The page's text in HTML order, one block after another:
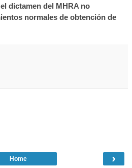
dictamen del MHRA no
normales de obtención de
›
Home